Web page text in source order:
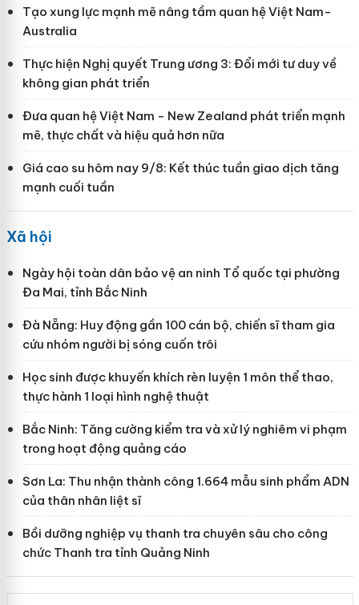
Tạo xung lực mạnh mẽ nâng tầm quan hệ Việt Nam-
Australia
Thực hiện Nghị quyết Trung ương 3: Đổi mới tư duy về
không gian phát triển
Đưa quan hệ Việt Nam - New Zealand phát triển mạnh
mẽ, thực chất và hiệu quả hơn nữa
Giá cao su hôm nay 9/8: Kết thúc tuần giao dịch tăng
mạnh cuối tuần
Xã hội
Ngày hội toàn dân bảo vệ an ninh Tổ quốc tại phường
Đa Mai, tỉnh Bắc Ninh
Đà Nẵng: Huy động gần 100 cán bộ, chiến sĩ tham gia
cứu nhóm người bị sóng cuốn trôi
Học sinh được khuyến khích rèn luyện 1 môn thể thao,
thực hành 1 loại hình nghệ thuật
Bắc Ninh: Tăng cường kiểm tra và xử lý nghiêm vi phạm
trong hoạt động quảng cáo
Sơn La: Thu nhận thành công 1.664 mẫu sinh phẩm ADN
của thân nhân liệt sĩ
Bồi dưỡng nghiệp vụ thanh tra chuyên sâu cho công
chức Thanh tra tỉnh Quảng Ninh